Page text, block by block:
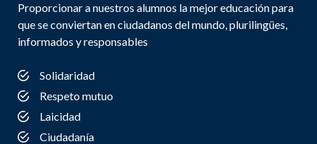
Proporcionar a nuestros alumnos la mejor educación para
que se conviertan en ciudadanos del mundo, plurilingües,
informados y responsables
Solidaridad
Respeto mutuo
Laicidad
Ciudadanía